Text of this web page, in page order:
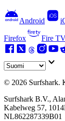
Android
Firefox Fire
© 2026 Surfshark.
Surfshark B.V.,
Kabelweg 57,
NL862287339B01